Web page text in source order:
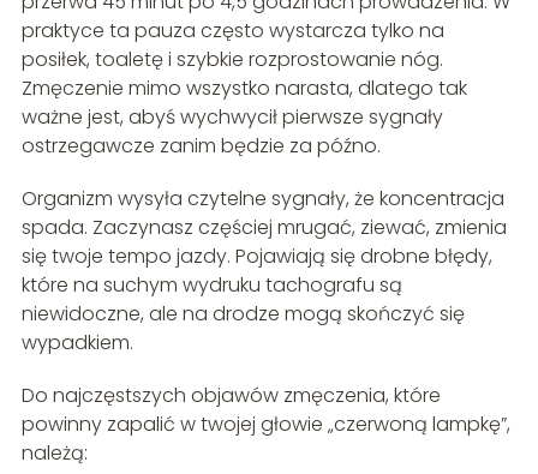
praktyce ta pauza często wystarcza tylko na
posiłek, toaletę i szybkie rozprostowanie nóg.
Zmęczenie mimo wszystko narasta, dlatego tak
ważne jest, abyś wychwycił pierwsze sygnały
ostrzegawcze zanim będzie za późno.
Organizm wysyła czytelne sygnały, że koncentracja
spada. Zaczynasz częściej mrugać, ziewać, zmienia
się twoje tempo jazdy. Pojawiają się drobne błędy,
które na suchym wydruku tachografu są
niewidoczne, ale na drodze mogą skończyć się
wypadkiem.
Do najczęstszych objawów zmęczenia, które
powinny zapalić w twojej głowie „czerwoną lampkę”,
należą: